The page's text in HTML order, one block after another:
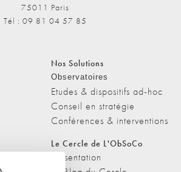
75011 Paris
Tél : 09 81 04 57 85
Nos Solutions
Observatoires
Etudes & dispositifs ad-hoc
Conseil en stratégie
Conférences & interventions
Le Cercle de L'ObSoCo
Présentation